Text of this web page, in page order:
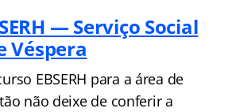
— Serviço Social
Véspera
EBSERH para a área de
não deixe de conferir a